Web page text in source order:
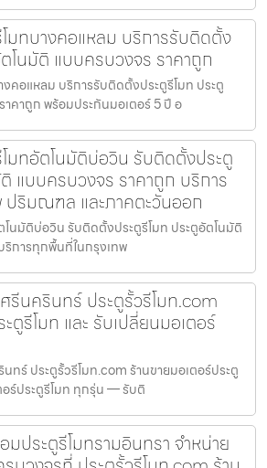
มทบางคอแหลม บริการรับติดตั้ง
โนมัติ แบบครบวงจร ราคาถูก
คอแหลม บริการรับติดตั้งประตูรีโมท ประตู
คาถูก พร้อมประกันมอเตอร์ 5 ปี อ
มทอัตโนมัติบ่อวิน รับติดตั้งประตู
แบบครบวงจร ราคาถูก บริการ
ปริมณฑล และภาคตะวันออก
นมัติบ่อวิน รับติดตั้งประตูรีโมท ประตูอัตโนมัติ
การทุกพื้นที่ในกรุงเทพ
รีนครินทร์ ประตูรั้วรีโมท.com
ตูรีโมท และ รับเปลี่ยนมอเตอร์
ทร์ ประตูรั้วรีโมท.com ร้านขายมอเตอร์ประตู
อร์ประตูรีโมท ทุกรุ่น — รับติ
ประตูรีโมทรามอินทรา จำหน่าย